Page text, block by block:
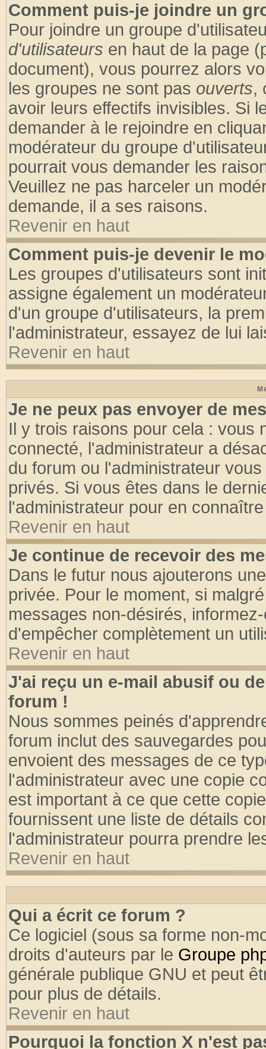
Comment puis-je joindre un
Pour joindre un groupe
d'utilisateurs en haut de la page
document), vous pourrez alors
les groupes ne sont pas ouverts,
avoir leurs effectifs invisibles. Si
demander à le rejoindre en
modérateur du groupe
pourrait vous demander les
Veuillez ne pas harceler un
demande, il a ses raisons.
Revenir en haut
Comment puis-je devenir le
Les groupes d'utilisateurs sont
assigne également un
d'un groupe d'utilisateurs, la
l'administrateur, essayez de lui
Revenir en haut
Je ne peux pas envoyer de
Il y trois raisons pour cela : vous
connecté, l'administrateur a
du forum ou l'administrateur
privés. Si vous êtes dans le
l'administrateur pour en
Revenir en haut
Je continue de recevoir des
Dans le futur nous ajouterons
privée. Pour le moment, si
messages non-désirés,
d'empêcher complètement un
Revenir en haut
J'ai reçu un e-mail abusif ou
forum !
Nous sommes peinés
forum inclut des sauvegardes
envoient des messages de ce
l'administrateur avec une copie
est important à ce que cette
fournissent une liste de détails
l'administrateur pourra prendre
Revenir en haut
Qui a écrit ce forum ?
Ce logiciel (sous sa forme non-
droits d'auteurs par le Groupe
générale publique GNU et peut
pour plus de détails.
Revenir en haut
Pourquoi la fonction X n'est